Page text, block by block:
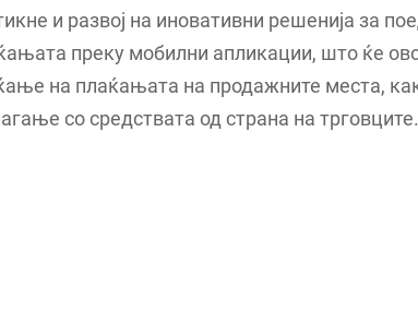
и развој на иновативни решенија за
преку мобилни апликации, што ќе
на плаќањата на продажните места,
со средствата од страна на трговците.